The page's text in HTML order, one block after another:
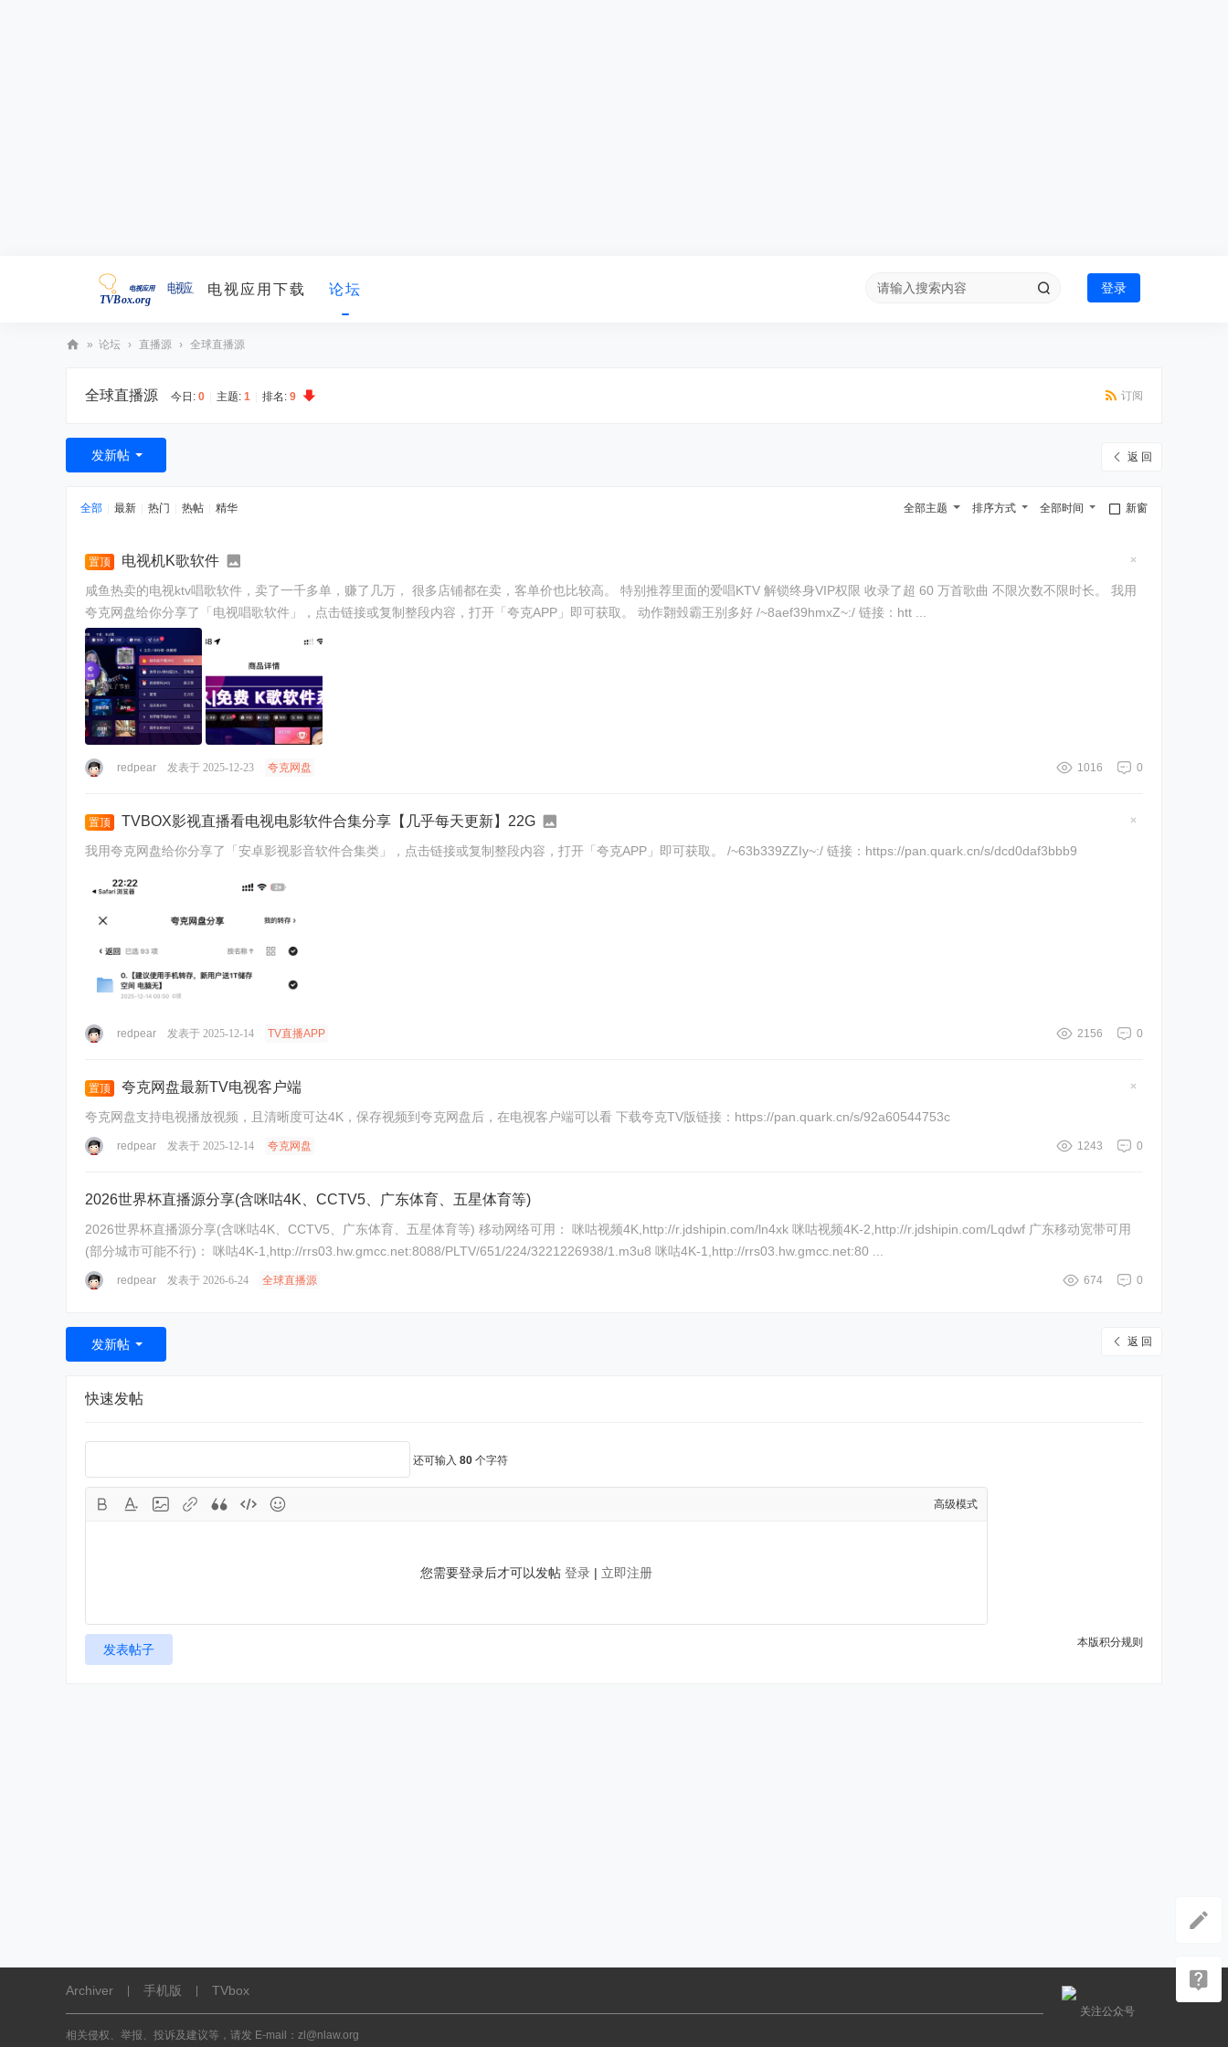
电视应用下载 论坛 登录
电
» 论坛 › 直播源 › 全球直播源
订阅
全球直播源 今日: 0 主题: 1 排名: 9
返 回
发新帖
新窗
全部时间
排序方式
全部主题
全部 最新 热门 热帖 精华
藏
置
置顶 电视机K歌软件
咸鱼热卖的电视ktv唱歌软件，卖了一千多单，赚了几万， 很多店铺都在卖，客单价也比较高。 特别推荐里面的爱唱KTV 解锁终身VIP权限 收录了超 60 万首歌曲 不限次数不限时长。 我用
夸克网盘给你分享了「电视唱歌软件」，点击链接或复制整段内容，打开「夸克APP」即可获取。 动作翾瑴霸王别多好 /~8aef39hmxZ~:/ 链接：htt ...
0
1016
redpear 发表于 2025-12-23 夸克网盘
置顶 TVBOX影视直播看电视电影软件合集分享【几乎每天更新】22G
我用夸克网盘给你分享了「安卓影视影音软件合集类」，点击链接或复制整段内容，打开「夸克APP」即可获取。 /~63b339ZZIy~:/ 链接：https://pan.quark.cn/s/dcd0daf3bbb9
0
2156
redpear 发表于 2025-12-14 TV直播APP
帖
置顶 夸克网盘最新TV电视客户端
夸克网盘支持电视播放视频，且清晰度可达4K，保存视频到夸克网盘后，在电视客户端可以看 下载夸克TV版链接：https://pan.quark.cn/s/92a60544753c
0
1243
redpear 发表于 2025-12-14 夸克网盘
2026世界杯直播源分享(含咪咕4K、CCTV5、广东体育、五星体育等)
2026世界杯直播源分享(含咪咕4K、CCTV5、广东体育、五星体育等) 移动网络可用： 咪咕视频4K,http://r.jdshipin.com/ln4xk 咪咕视频4K-2,http://r.jdshipin.com/Lqdwf 广东移动宽带可用
(部分城市可能不行)： 咪咕4K-1,http://rrs03.hw.gmcc.net:8088/PLTV/651/224/3221226938/1.m3u8 咪咕4K-1,http://rrs03.hw.gmcc.net:80 ...
0
674
redpear 发表于 2026-6-24 全球直播源
返 回
发新帖
快速发帖
还可输入 80 个字符
高级模式
您需要登录后才可以发帖 登录 | 立即注册
本版积分规则
发表帖子
关注公众号
Archiver 手机版 TVbox
相关侵权、举报、投诉及建议等，请发 E-mail： zl@nlaw.org